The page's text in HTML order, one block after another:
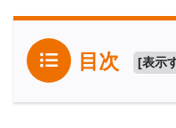
目次 [表示